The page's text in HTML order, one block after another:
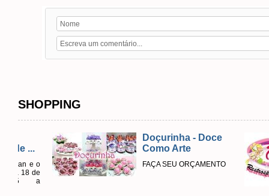
SHOPPING
Doçurinha - Doce
Como Arte
FAÇA SEU ORÇAMENTO